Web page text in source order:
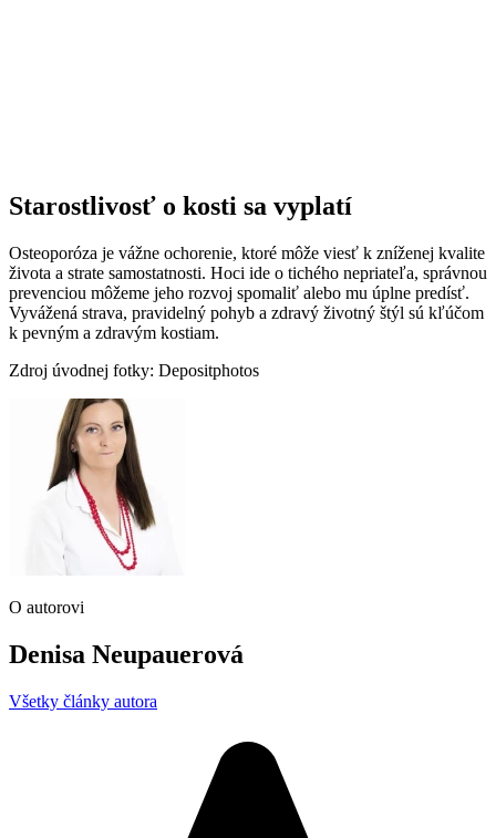
Starostlivosť o kosti sa vyplatí
Osteoporóza je vážne ochorenie, ktoré môže viesť k zníženej kvalite
života a strate samostatnosti. Hoci ide o tichého nepriateľa, správnou
prevenciou môžeme jeho rozvoj spomaliť alebo mu úplne predísť.
Vyvážená strava, pravidelný pohyb a zdravý životný štýl sú kľúčom
k pevným a zdravým kostiam.
Zdroj úvodnej fotky: Depositphotos
O autorovi
Denisa Neupauerová
Všetky články autora